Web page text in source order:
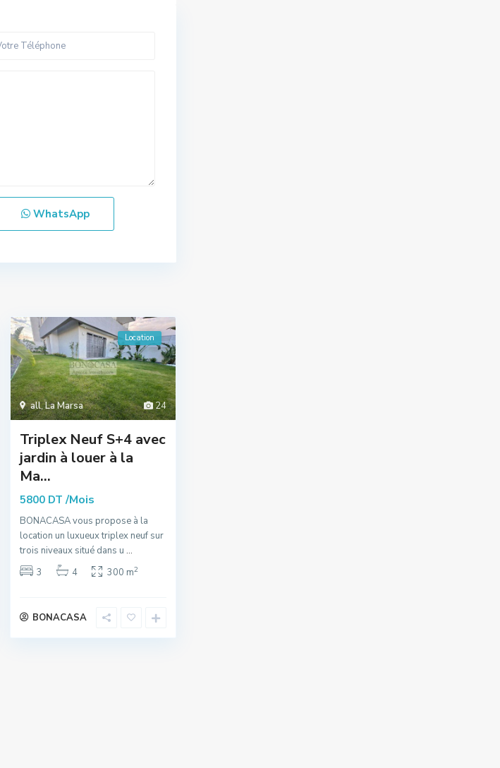
WhatsApp
24
all,La Marsa
Location
Triplex Neuf S+4 avec
jardin à louer à la
Ma...
5800 DT/Mois
BONACASA vous propose à la
location un luxueux triplex neuf sur
trois niveaux situé dans u ...
3
4 300 m2
BONACASA